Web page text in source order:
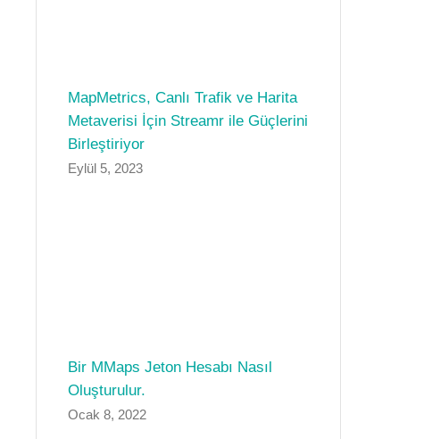
MapMetrics, Canlı Trafik ve Harita
Metaverisi İçin Streamr ile Güçlerini
Birleştiriyor
Eylül 5, 2023
Bir MMaps Jeton Hesabı Nasıl
Oluşturulur.
Ocak 8, 2022